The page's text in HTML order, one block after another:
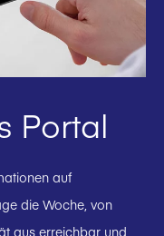
Portal
auf
die Woche, von
aus erreichbar und